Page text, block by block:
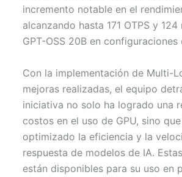
incremento notable en el
alcanzando hasta 171 OTPS y 124
GPT-OSS 20B en
Con la implementación de Multi-
mejoras realizadas, el equipo
iniciativa no solo ha logrado una
costos en el uso de GPU, sino
optimizado la eficiencia y la
respuesta de modelos de IA.
están disponibles para su uso en